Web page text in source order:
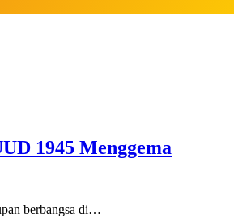
1945 Menggema
berbangsa di…